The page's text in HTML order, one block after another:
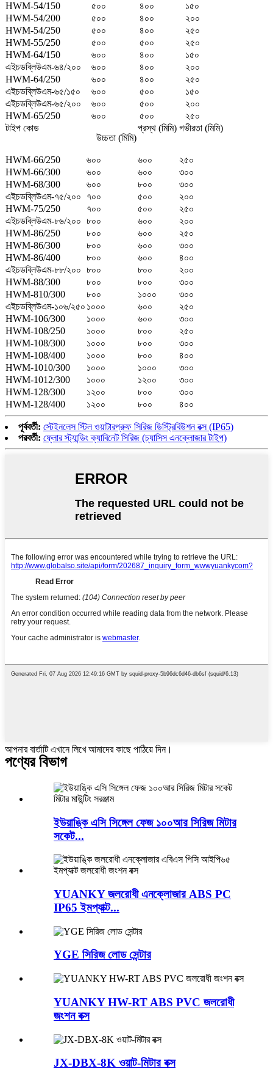
HWM-54/150
৫০০ ৪০০
১৫০
HWM-54/200
৫০০ ৪০০
২০০
HWM-54/250
৫০০ ৪০০
২৫০
HWM-55/250
৫০০ ৫০০
২৫০
HWM-64/150
৬০০ ৪০০
১৫০
এইচডব্লিউএম-৬৪/২০০
৬০০ ৪০০
২০০
HWM-64/250
৬০০ ৪০০
২৫০
এইচডব্লিউএম-৬৫/১৫০
৬০০ ৫০০
১৫০
এইচডব্লিউএম-৬৫/২০০
৬০০ ৫০০
২০০
HWM-65/250
৬০০ ৫০০
২৫০
টাইপ কোড
উচ্চতা (মিমি)
প্রস্থ (মিমি) গভীরতা (মিমি)
HWM-66/250 ৬০০ ৬০০
২৫০
HWM-66/300
৬০০ ৬০০
৩০০
HWM-68/300
৬০০ ৮০০
৩০০
এইচডব্লিউএম-৭৫/২০০
৭০০ ৫০০
২০০
HWM-75/250
৭০০ ৫০০
২৫০
এইচডব্লিউএম-৮৬/২০০ ৮০০ ৬০০
২০০
HWM-86/250
৮০০ ৬০০
২৫০
HWM-86/300
৮০০ ৬০০
৩০০
HWM-86/400
৮০০ ৬০০
৪০০
এইচডব্লিউএম-৮৮/২০০ ৮০০ ৮০০
২০০
HWM-88/300
৮০০ ৮০০
৩০০
HWM-810/300
৮০০ ১০০০
৩০০
এইচডব্লিউএম-১০৬/২৫০ ১০০০ ৬০০
২৫০
HWM-106/300
১০০০ ৬০০
৩০০
HWM-108/250
১০০০ ৮০০
২৫০
HWM-108/300
১০০০ ৮০০
৩০০
HWM-108/400
১০০০ ৮০০
৪০০
HWM-1010/300
১০০০ ১০০০
৩০০
HWM-1012/300
১০০০ ১২০০
৩০০
HWM-128/300
১২০০ ৮০০
৩০০
HWM-128/400
১২০০ ৮০০ ৪০০
পূর্ববর্তী: স্টেইনলেস স্টিল ওয়াটারপ্রুফ সিরিজ ডিস্ট্রিবিউশন বক্স (IP65)
পরবর্তী: ফ্লোর স্ট্যান্ডিং ক্যাবিনেট সিরিজ (চ্যাসিস এনক্লোজার টাইপ)
আপনার বার্তাটি এখানে লিখে আমাদের কাছে পাঠিয়ে দিন।
পণ্যের বিভাগ
ইউয়াঙ্কি এসি সিঙ্গেল ফেজ ১০০আর সিরিজ মিটার
সকেট...
YUANKY জলরোধী এনক্লোজার ABS PC
IP65 ইমপ্যাক্ট...
YGE সিরিজ লোড সেন্টার
YUANKY HW-RT ABS PVC জলরোধী
জংশন বক্স
JX-DBX-8K ওয়াট-মিটার বক্স